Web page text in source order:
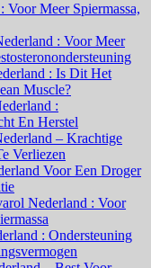
Meer Spiermassa,
: Voor Meer
: Is Dit Het
Muscle?
:
En Herstel
– Krachtige
Verliezen
Voor Een Droger
Nederland : Voor
: Ondersteuning